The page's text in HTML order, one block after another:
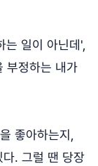
는 일이 아닌데',
부정하는 내가
좋아하는지,
. 그럴 땐 당장